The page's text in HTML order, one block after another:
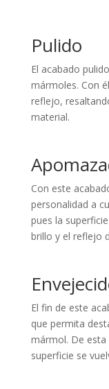
Pulido
El acabado
mármoles. Con
reflejo,
material.
Con este
personalidad a
pues la
brillo y el reflejo
El fin de este
que permita
mármol. De
superficie se